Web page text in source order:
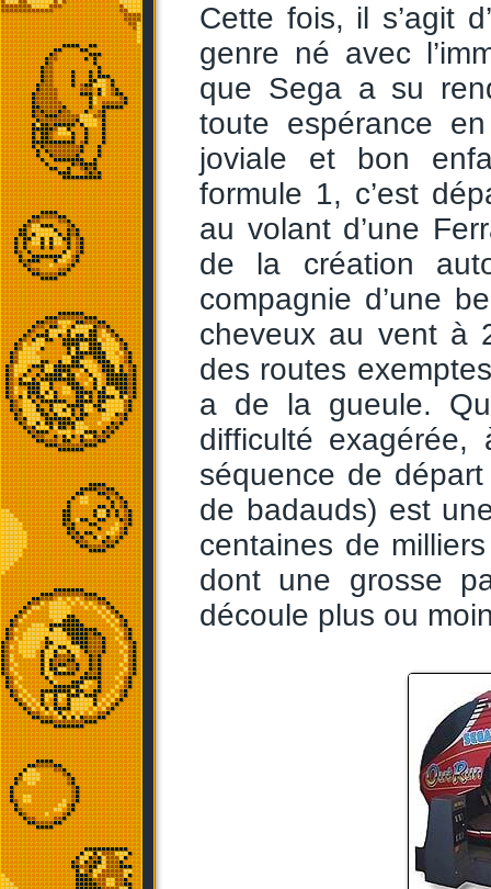
Cette fois, il s’agit
genre né avec
que Sega a su
toute espérance
joviale et bon
formule 1, c’est
au volant d’une
de la création
compagnie d’une
cheveux au vent à
des routes
a de la gueule.
difficulté
séquence de
de badauds) est
centaines de
dont une grosse
découle plus ou